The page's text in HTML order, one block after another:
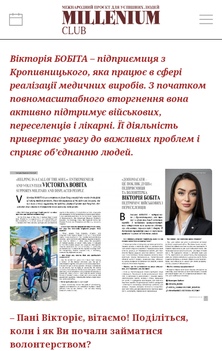
Вікторія БОБІТА – підприємиця з
Кропивницького, яка працює в сфері
реалізації медичних виробів. З початком
повномасштабного вторгнення вона
активно підтримує військових,
переселенців і лікарні. Її діяльність
привертає увагу до важливих проблем і
сприяє об’єднанню людей.
– Пані Вікторіє, вітаємо! Поділіться,
коли і як Ви почали займатися
волонтерством?